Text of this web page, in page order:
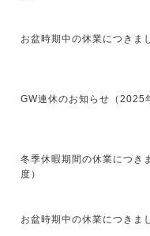
お盆時期中の休業につきま
GW連休のお知らせ（2025
冬季休暇期間の休業につき
度）
お盆時期中の休業につきま